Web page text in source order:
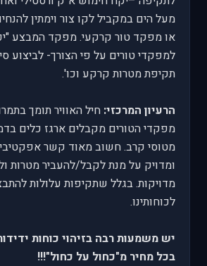
מעל הים במקביל לקו צור וימתין
או מפקד טור קרקעי. מפקד המבצע
למפקדי טורים על פי הצורך- לביצוע
תקיפת מטרות קרקע וכו'.
הרעיון המרכזי: חיל האוויר תומך
מפקדי הטורים מקבלים ארגז כלים
מטוסי קרב. חשוב מאוד קשר
ומדויק על מנת לקבל/להעביר מטרות
מדויקות. בגלל שתקיפות עלולות
לכוחותינו.
יש משמעות רבה בזיהוי כוחות
בכל מחיר מ"כחול על כחול"!!!